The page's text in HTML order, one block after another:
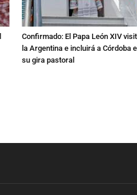
Confirmado: El Papa León XIV
la Argentina e incluirá a Córdoba
su gira pastoral